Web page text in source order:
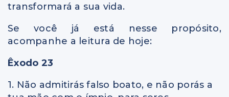
transformará a sua vida.
Se você já está nesse propósito,
acompanhe a leitura de hoje:
Êxodo 23
1. Não admitirás falso boato, e não porás a